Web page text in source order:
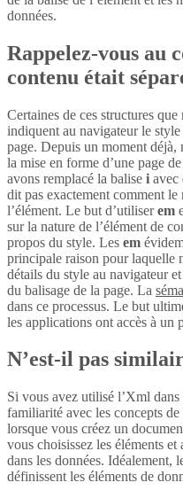
données.
Rappelez-vous au
contenu était
Certaines de ces structures
indiquent au navigateur le
page. Depuis un moment déjà,
la mise en forme d’une page
avons remplacé la balise i avec
dit pas exactement comment
l’élément. Le but d’utiliserem
sur la nature de l’élément de
propos du style. Les em
principale raison pour laquelle
détails du style au navigateur
du balisage de la page. La
dans ce processus. Le but
les applications ont accès à
N’est-il pas
Si vous avez utilisé l’Xml
familiarité avec les concepts
lorsque vous créez un
vous choisissez les éléments
dans les données. Idéalement,
définissent les éléments de